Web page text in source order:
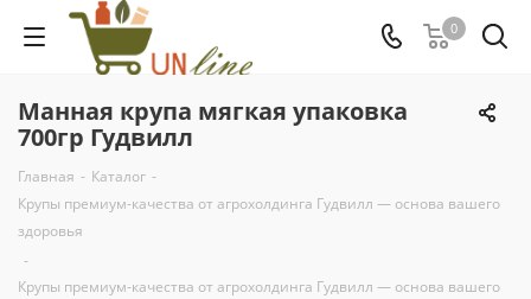
0
Манная крупа мягкая упаковка
700гр Гудвилл
Главная - Каталог -
Крупы премиум-качества от агрохолдинга Гудвилл — основа вашего
здоровья
-
Крупы премиум-качества от агрохолдинга Гудвилл — основа вашего